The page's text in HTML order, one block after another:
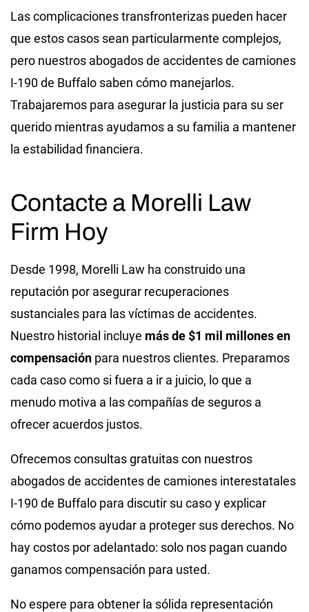
Las complicaciones transfronterizas pueden hacer
que estos casos sean particularmente complejos,
pero nuestros abogados de accidentes de camiones
I-190 de Buffalo saben cómo manejarlos.
Trabajaremos para asegurar la justicia para su ser
querido mientras ayudamos a su familia a mantener
la estabilidad financiera.
Contacte a Morelli Law
Firm Hoy
Desde 1998, Morelli Law ha construido una
reputación por asegurar recuperaciones
sustanciales para las víctimas de accidentes.
Nuestro historial incluye más de $1 mil millones en
compensación para nuestros clientes. Preparamos
cada caso como si fuera a ir a juicio, lo que a
menudo motiva a las compañías de seguros a
ofrecer acuerdos justos.
Ofrecemos consultas gratuitas con nuestros
abogados de accidentes de camiones interestatales
I-190 de Buffalo para discutir su caso y explicar
cómo podemos ayudar a proteger sus derechos. No
hay costos por adelantado: solo nos pagan cuando
ganamos compensación para usted.
No espere para obtener la sólida representación